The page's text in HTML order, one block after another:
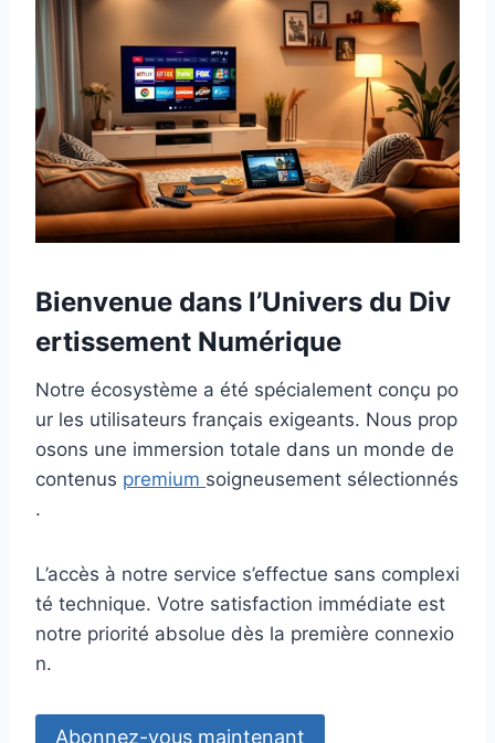
Bienvenue dans l’Univers du Div
ertissement Numérique
Notre écosystème a été spécialement conçu po
ur les utilisateurs français exigeants. Nous prop
osons une immersion totale dans un monde de
contenus premium soigneusement sélectionnés
.
L’accès à notre service s’effectue sans complexi
té technique. Votre satisfaction immédiate est
notre priorité absolue dès la première connexio
n.
Abonnez-vous maintenant